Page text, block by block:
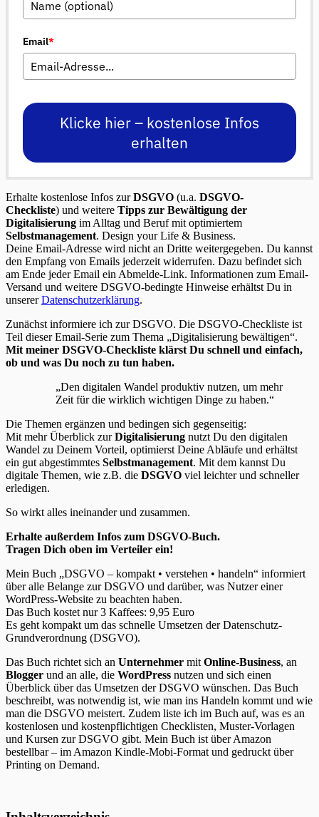
Email*
Klicke hier – kostenlose Infos
erhalten
Erhalte kostenlose Infos zurDSGVO (u.a. DSGVO-
Checkliste) und weitere Tipps zur Bewältigung der
Digitalisierung im Alltag und Beruf mit optimiertem
Selbstmanagement. Design your Life & Business.
Deine Email-Adresse wird nicht an Dritte weitergegeben. Du kannst
den Empfang von Emails jederzeit widerrufen. Dazu befindet sich
am Ende jeder Email ein Abmelde-Link. Informationen zum Email-
Versand und weitere DSGVO-bedingte Hinweise erhältst Du in
unsererDatenschutzerklärung.
Zunächst informiere ich zur DSGVO. Die DSGVO-Checkliste ist
Teil dieser Email-Serie zum Thema „Digitalisierung bewältigen“.
Mit meiner DSGVO-Checkliste klärst Du schnell und einfach,
ob und was Du noch zu tun haben.
„Den digitalen Wandel produktiv nutzen, um mehr
Zeit für die wirklich wichtigen Dinge zu haben.“
Die Themen ergänzen und bedingen sich gegenseitig:
Mit mehr Überblick zurDigitalisierung nutzt Du den digitalen
Wandel zu Deinem Vorteil, optimierst Deine Abläufe und erhältst
ein gut abgestimmtes Selbstmanagement. Mit dem kannst Du
digitale Themen, wie z.B. die DSGVO viel leichter und schneller
erledigen.
So wirkt alles ineinander und zusammen.
Erhalte außerdem Infos zum DSGVO-Buch.
Tragen Dich oben im Verteiler ein!
Mein Buch „DSGVO – kompakt • verstehen • handeln“ informiert
über alle Belange zur DSGVO und darüber, was Nutzer einer
WordPress-Website zu beachten haben.
Das Buch kostet nur 3 Kaffees: 9,95 Euro
Es geht kompakt um das schnelle Umsetzen der Datenschutz-
Grundverordnung (DSGVO).
Das Buch richtet sich an Unternehmer mit Online-Business, an
Blogger und an alle, die WordPress nutzen und sich einen
Überblick über das Umsetzen der DSGVO wünschen. Das Buch
beschreibt, was notwendig ist, wie man ins Handeln kommt und wie
man die DSGVO meistert. Zudem liste ich im Buch auf, was es an
kostenlosen und kostenpflichtigen Checklisten, Muster-Vorlagen
und Kursen zur DSGVO gibt. Mein Buch ist über Amazon
bestellbar – im Amazon Kindle-Mobi-Format und gedruckt über
Printing on Demand.